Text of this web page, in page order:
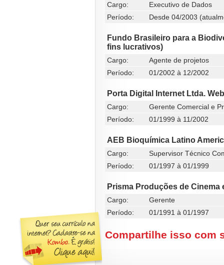
Cargo:
Executivo de Dados
Período:
Desde 04/2003
Fundo Brasileiro para a
fins lucrativos)
Cargo:
Agente de projetos
Período:
01/2002 à 12/2002
Porta Digital Internet Ltda.
Cargo:
Gerente Comercial e
Período:
01/1999 à 11/2002
AEB Bioquímica Latino
Cargo:
Supervisor Técnico
Período:
01/1997 à 01/1999
Prisma Produções de Cinema
Cargo:
Gerente
Período:
01/1991 à 01/1997
Compartilhe isso com